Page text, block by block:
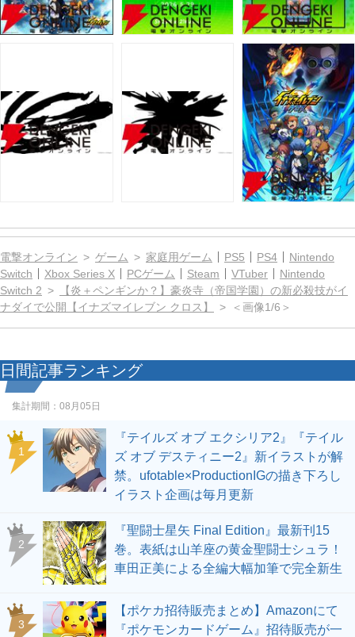
電撃オンライン ゲーム 家庭用ゲーム PS5 PS4
Nintendo
Switch
Xbox Series X PCゲーム Steam VTuber
Nintendo
Switch 2
【炎＋ペンギンか？】豪炎寺（帝国学園）の新必殺技がイ
ナダイで公開【イナズマイレブン クロス】
＜画像1/6＞
日間記事ランキング
集計期間： 08月05日
1
『テイルズ オブ エクシリア2』『テイル
ズ オブ デスティニー2』新イラストが解
禁。ufotable×ProductionIGの描き下ろし
イラスト企画は毎月更新
2
『聖闘士星矢 Final Edition』最新刊15
巻。表紙は山羊座の黄金聖闘士シュラ！
車田正美による全編大幅加筆で完全新生
3
【ポケカ招待販売まとめ】Amazonにて
『ポケモンカードゲーム』招待販売が一